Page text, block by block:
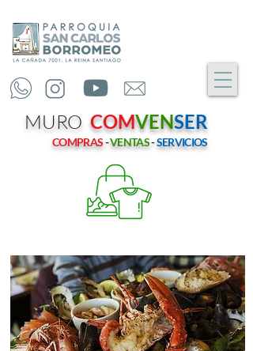
MURO COMVENSER
COMPRAS-VENTAS-SERVICIOS